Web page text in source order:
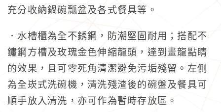
充分收納鍋碗瓢盆及各式餐具等。
．水槽櫃為全不銹鋼，防潮堅固耐用；搭配不
鏽鋼方槽及玫瑰金色伸縮龍頭，達到畫龍點睛
的效果，且可零死角清潔避免污垢殘留。 左側
為全崁式洗碗機，清洗殘渣後的碗盤及餐具可
順手放入清洗，亦可作為暫時存放區。